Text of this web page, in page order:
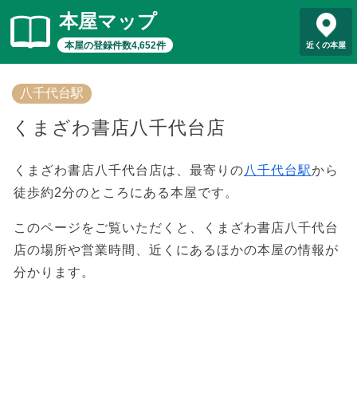
本屋マップ
本屋の登録件数4,652件 近くの本屋
八千代台駅
くまざわ書店八千代台店
くまざわ書店八千代台店は、最寄りの八千代台駅から
徒歩約2分のところにある本屋です。
このページをご覧いただくと、くまざわ書店八千代台
店の場所や営業時間、近くにあるほかの本屋の情報が
分かります。